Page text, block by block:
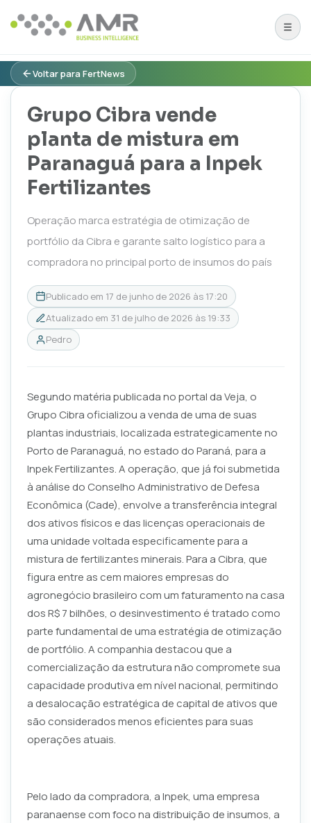
Voltar para FertNews
Grupo Cibra vende
planta de mistura em
Paranaguá para a Inpek
Fertilizantes
Operação marca estratégia de otimização de
portfólio da Cibra e garante salto logístico para a
compradora no principal porto de insumos do país
Publicado em 17 de junho de 2026 às 17:20
Atualizado em 31 de julho de 2026 às 19:33
Pedro
Segundo matéria publicada no portal da Veja, o
Grupo Cibra oficializou a venda de uma de suas
plantas industriais, localizada estrategicamente no
Porto de Paranaguá, no estado do Paraná, para a
Inpek Fertilizantes. A operação, que já foi submetida
à análise do Conselho Administrativo de Defesa
Econômica (Cade), envolve a transferência integral
dos ativos físicos e das licenças operacionais de
uma unidade voltada especificamente para a
mistura de fertilizantes minerais. Para a Cibra, que
figura entre as cem maiores empresas do
agronegócio brasileiro com um faturamento na casa
dos R$ 7 bilhões, o desinvestimento é tratado como
parte fundamental de uma estratégia de otimização
de portfólio. A companhia destacou que a
comercialização da estrutura não compromete sua
capacidade produtiva em nível nacional, permitindo
a desalocação estratégica de capital de ativos que
são considerados menos eficientes para suas
operações atuais.
Pelo lado da compradora, a Inpek, uma empresa
paranaense com foco na distribuição de insumos, a